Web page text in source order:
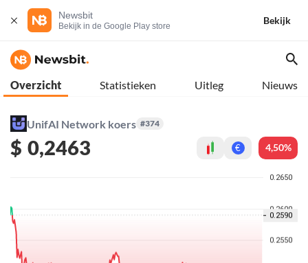
Newsbit
Bekijk in de Google Play store
Bekijk
Overzicht Statistieken Uitleg Nieuws
UnifAI Network koers #374
$ 0,2463 € 4,50%